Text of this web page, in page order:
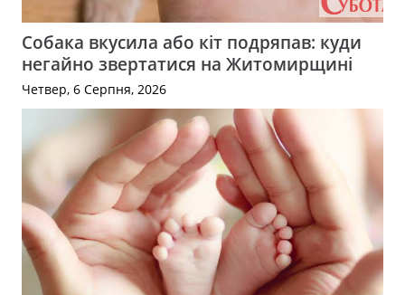
Собака вкусила або кіт подряпав: куди
негайно звертатися на Житомирщині
Четвер, 6 Серпня, 2026